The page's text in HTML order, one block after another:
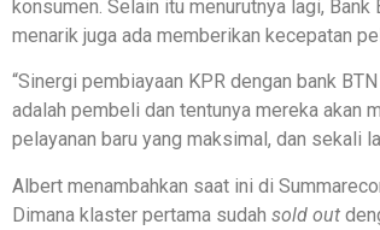
konsumen. Selain itu menurutnya lagi,
menarik juga ada memberikan kecepatan
“Sinergi pembiayaan KPR dengan bank
adalah pembeli dan tentunya mereka akan
pelayanan baru yang maksimal, dan sekali
Albert menambahkan saat ini di
Dimana klaster pertama sudah sold out